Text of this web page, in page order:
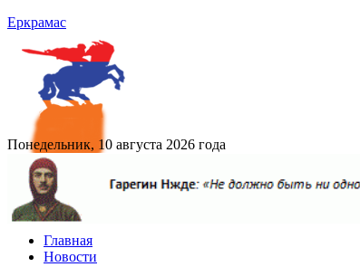
Еркрамас
Понедельник, 10 августа 2026 года
Главная
Новости